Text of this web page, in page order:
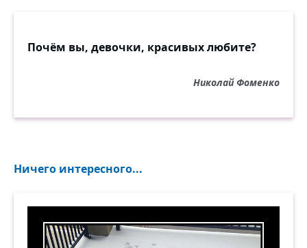
Почём вы, девочки, красивых любите?
Николай Фоменко
Ничего интересного...